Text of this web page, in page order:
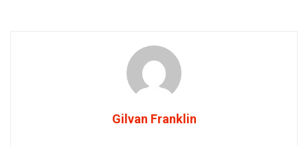
Gilvan Franklin